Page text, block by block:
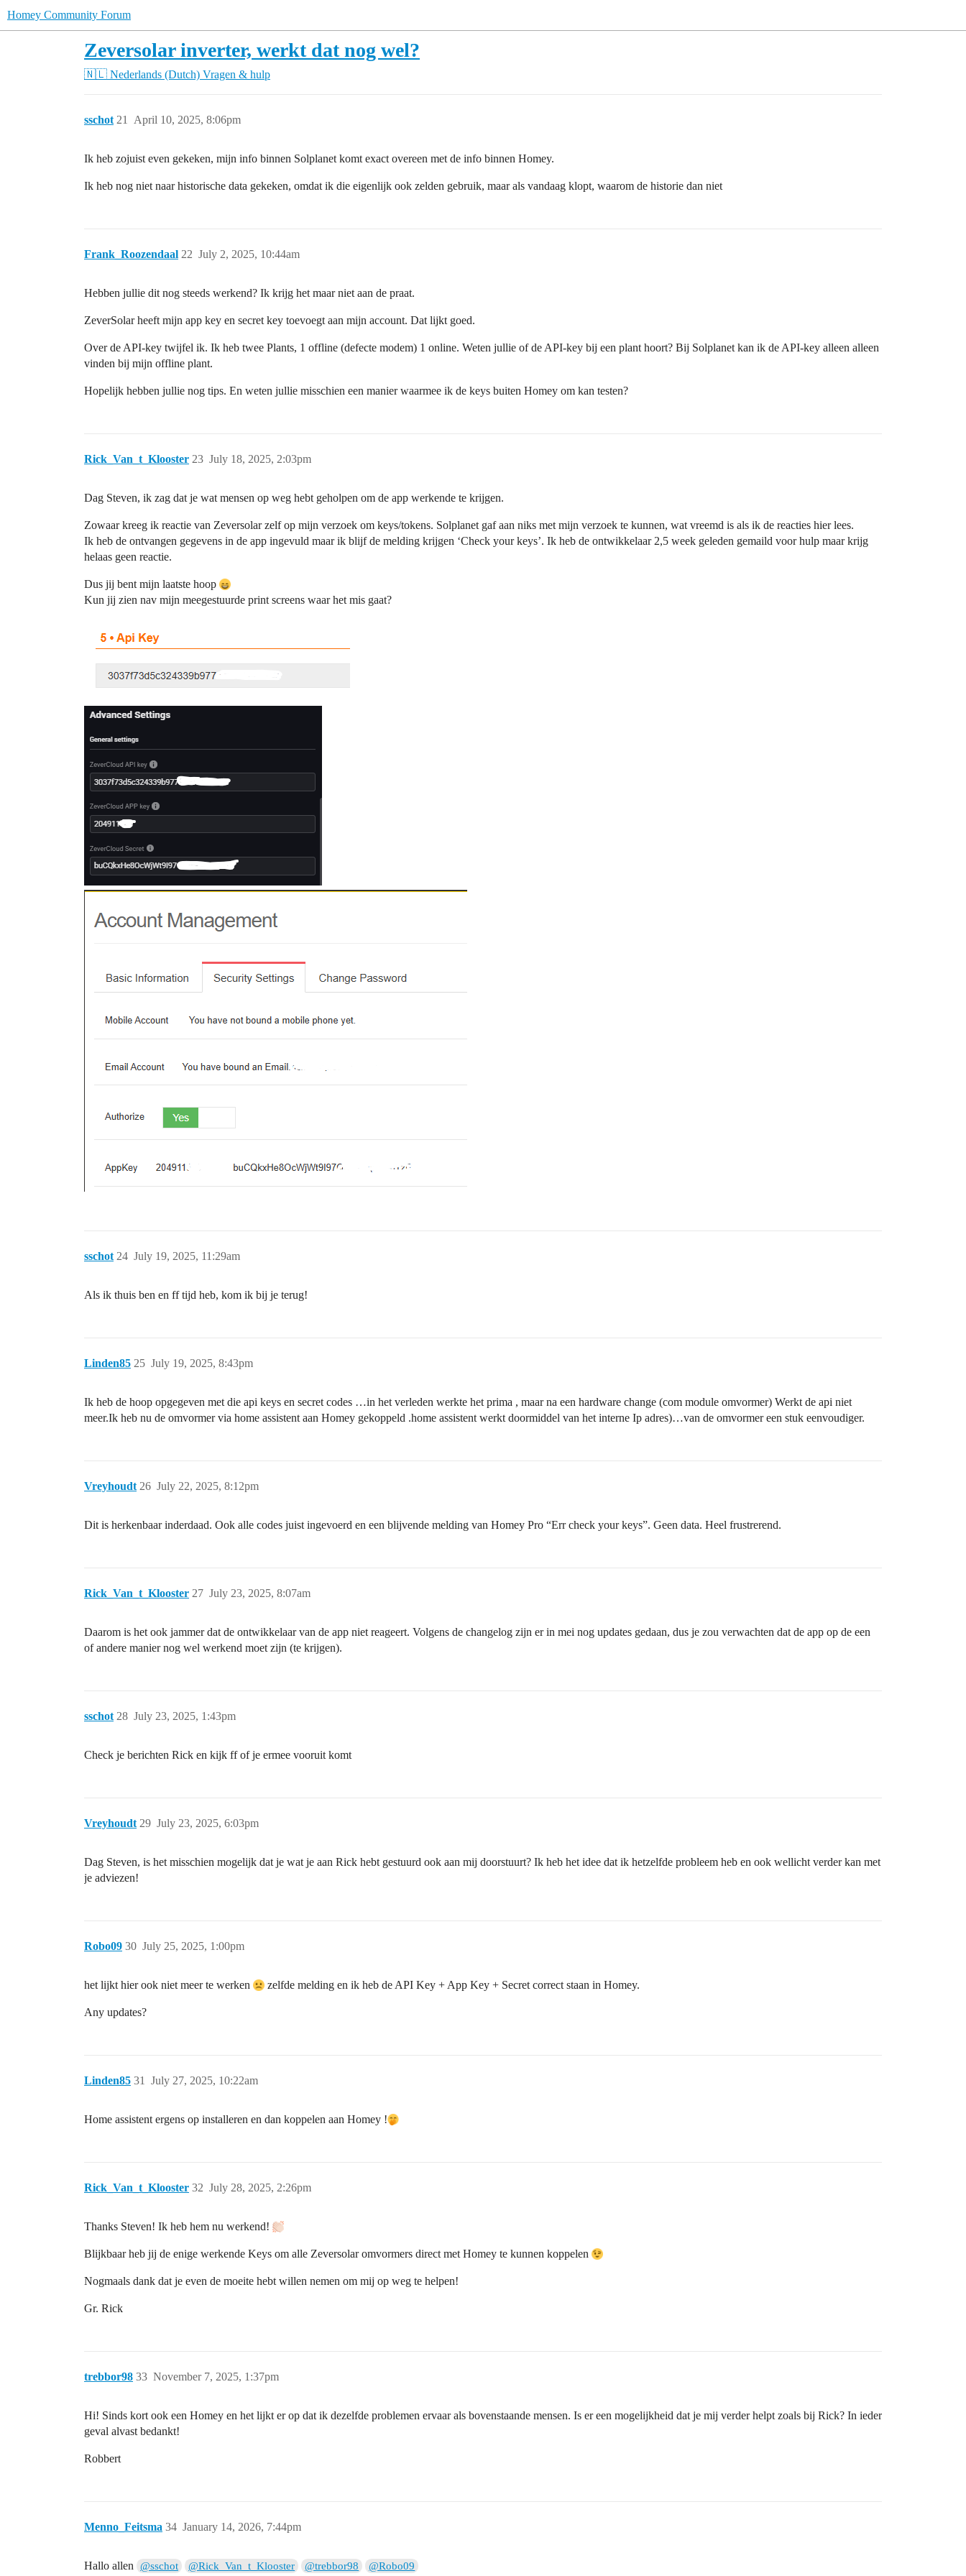
Homey Community Forum
Zeversolar inverter, werkt dat nog wel?
🇳🇱 Nederlands (Dutch) Vragen & hulp
sschot April 10, 2025, 8:06pm
21
Ik heb zojuist even gekeken, mijn info binnen Solplanet komt exact overeen met de info binnen Homey.
Ik heb nog niet naar historische data gekeken, omdat ik die eigenlijk ook zelden gebruik, maar als vandaag klopt, waarom de historie dan niet
Frank_Roozendaal July 2, 2025, 10:44am
22
Hebben jullie dit nog steeds werkend? Ik krijg het maar niet aan de praat.
ZeverSolar heeft mijn app key en secret key toevoegt aan mijn account. Dat lijkt goed.
Over de API-key twijfel ik. Ik heb twee Plants, 1 offline (defecte modem) 1 online. Weten jullie of de API-key bij een plant hoort? Bij Solplanet kan ik de API-key alleen alleen
vinden bij mijn offline plant.
Hopelijk hebben jullie nog tips. En weten jullie misschien een manier waarmee ik de keys buiten Homey om kan testen?
Rick_Van_t_Klooster July 18, 2025, 2:03pm
23
Dag Steven, ik zag dat je wat mensen op weg hebt geholpen om de app werkende te krijgen.
Zowaar kreeg ik reactie van Zeversolar zelf op mijn verzoek om keys/tokens. Solplanet gaf aan niks met mijn verzoek te kunnen, wat vreemd is als ik de reacties hier lees.
Ik heb de ontvangen gegevens in de app ingevuld maar ik blijf de melding krijgen ‘Check your keys’. Ik heb de ontwikkelaar 2,5 week geleden gemaild voor hulp maar krijg
helaas geen reactie.
Dus jij bent mijn laatste hoop
Kun jij zien nav mijn meegestuurde print screens waar het mis gaat?
sschot July 19, 2025, 11:29am
24
Als ik thuis ben en ff tijd heb, kom ik bij je terug!
Linden85 July 19, 2025, 8:43pm
25
Ik heb de hoop opgegeven met die api keys en secret codes …in het verleden werkte het prima , maar na een hardware change (com module omvormer) Werkt de api niet
meer.Ik heb nu de omvormer via home assistent aan Homey gekoppeld .home assistent werkt doormiddel van het interne Ip adres)…van de omvormer een stuk eenvoudiger.
Vreyhoudt July 22, 2025, 8:12pm
26
Dit is herkenbaar inderdaad. Ook alle codes juist ingevoerd en een blijvende melding van Homey Pro “Err check your keys”. Geen data. Heel frustrerend.
Rick_Van_t_Klooster July 23, 2025, 8:07am
27
Daarom is het ook jammer dat de ontwikkelaar van de app niet reageert. Volgens de changelog zijn er in mei nog updates gedaan, dus je zou verwachten dat de app op de een
of andere manier nog wel werkend moet zijn (te krijgen).
sschot July 23, 2025, 1:43pm
28
Check je berichten Rick en kijk ff of je ermee vooruit komt
Vreyhoudt July 23, 2025, 6:03pm
29
Dag Steven, is het misschien mogelijk dat je wat je aan Rick hebt gestuurd ook aan mij doorstuurt? Ik heb het idee dat ik hetzelfde probleem heb en ook wellicht verder kan met
je adviezen!
Robo09 July 25, 2025, 1:00pm
30
het lijkt hier ook niet meer te werken zelfde melding en ik heb de API Key + App Key + Secret correct staan in Homey.
Any updates?
Linden85 July 27, 2025, 10:22am
31
Home assistent ergens op installeren en dan koppelen aan Homey !
Rick_Van_t_Klooster July 28, 2025, 2:26pm
32
Thanks Steven! Ik heb hem nu werkend!
Blijkbaar heb jij de enige werkende Keys om alle Zeversolar omvormers direct met Homey te kunnen koppelen
Nogmaals dank dat je even de moeite hebt willen nemen om mij op weg te helpen!
Gr. Rick
trebbor98 November 7, 2025, 1:37pm
33
Hi! Sinds kort ook een Homey en het lijkt er op dat ik dezelfde problemen ervaar als bovenstaande mensen. Is er een mogelijkheid dat je mij verder helpt zoals bij Rick? In ieder
geval alvast bedankt!
Robbert
Menno_Feitsma January 14, 2026, 7:44pm
34
Hallo allen @sschot @Rick_Van_t_Klooster @trebbor98 @Robo09